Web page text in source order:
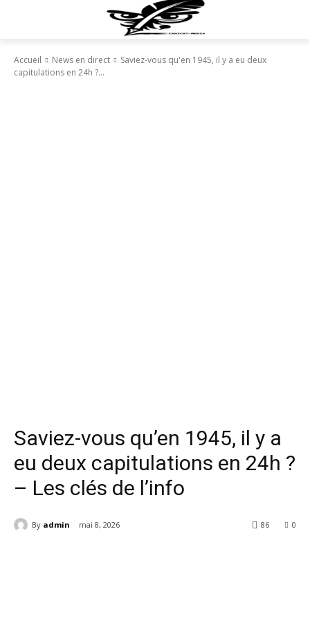
Accueil News en direct
Saviez-vous qu'en 1945, il y a eu deux
capitulations en 24h ?...
Saviez-vous qu’en 1945, il y a
eu deux capitulations en 24h ?
– Les clés de l’info
By admin mai 8, 2026 0
86